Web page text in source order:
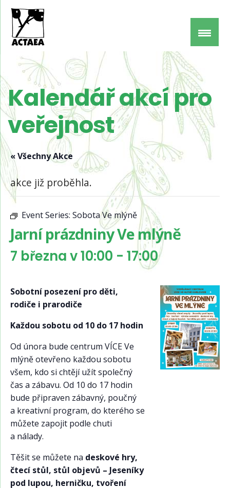
Kalendář akcí pro
veřejnost
« Všechny Akce
akce již proběhla.
Event Series: Sobota Ve mlýně
Jarní prázdniny Ve mlýně
7 března v 10:00 - 17:00
Sobotní posezení pro děti,
rodiče i prarodiče
Každou sobotu od 10 do 17 hodin
Od února bude centrum VÍCE Ve
mlýně otevřeno každou sobotu
všem, kdo si chtějí užít společný
čas a zábavu. Od 10 do 17 hodin
bude připraven zábavný, poučný
a kreativní program, do kterého se
můžete zapojit podle chuti
a nálady.
Těšit se můžete na deskové hry,
čtecí stůl, stůl objevů – Jeseníky
pod lupou, herničku, tvoření